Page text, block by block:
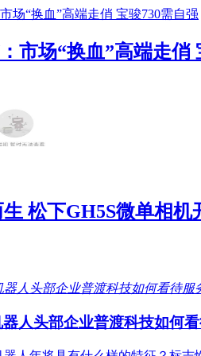
市场“换血”高端走俏
松下GH5S微单相机
人头部企业普渡科技如何